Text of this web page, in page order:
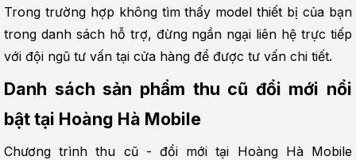
Trong trường hợp không tìm thấy model thiết bị của bạn
trong danh sách hỗ trợ, đừng ngần ngại liên hệ trực tiếp
với đội ngũ tư vấn tại cửa hàng để được tư vấn chi tiết.
Danh sách sản phẩm thu cũ đổi mới nổi
bật tại Hoàng Hà Mobile
Chương trình thu cũ - đổi mới tại Hoàng Hà Mobile